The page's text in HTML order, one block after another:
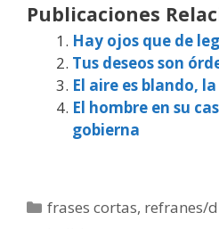
Publicaciones
Hay ojos que de
Tus deseos son
El aire es blando,
El hombre en su
gobierna
Categorías
frases cortas, refranes/